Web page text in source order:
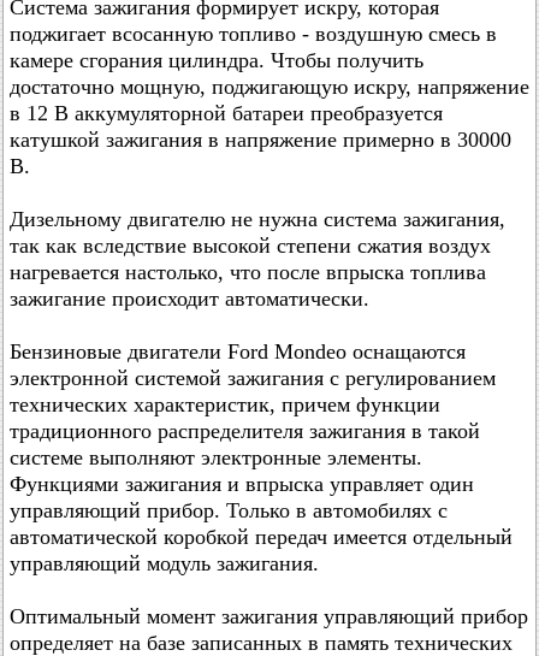
Система зажигания формирует искру, которая
поджигает всосанную топливо - воздушную смесь в
камере сгорания цилиндра. Чтобы получить
достаточно мощную, поджигающую искру, напряжение
в 12 В аккумуляторной батареи преобразуется
катушкой зажигания в напряжение примерно в 30000
В.
Дизельному двигателю не нужна система зажигания,
так как вследствие высокой степени сжатия воздух
нагревается настолько, что после впрыска топлива
зажигание происходит автоматически.
Бензиновые двигатели Ford Mondeo оснащаются
электронной системой зажигания с регулированием
технических характеристик, причем функции
традиционного распределителя зажигания в такой
системе выполняют электронные элементы.
Функциями зажигания и впрыска управляет один
управляющий прибор. Только в автомобилях с
автоматической коробкой передач имеется отдельный
управляющий модуль зажигания.
Оптимальный момент зажигания управляющий прибор
определяет на базе записанных в память технических